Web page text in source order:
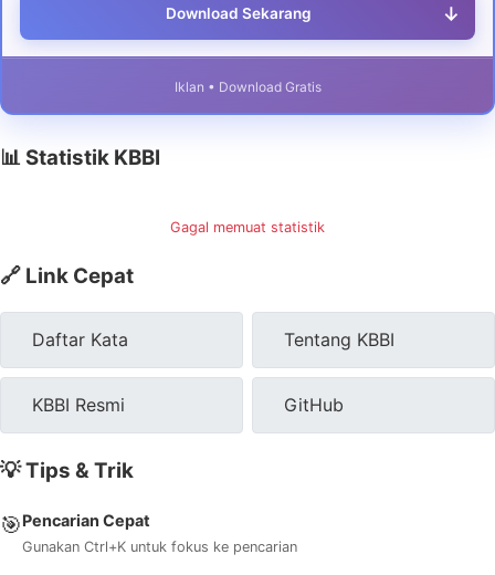
Download Sekarang ↓
Iklan • Download Gratis
📊 Statistik KBBI
Gagal memuat statistik
🔗 Link Cepat
Daftar Kata Tentang KBBI
KBBI Resmi GitHub
💡 Tips & Trik
🎯Pencarian Cepat
Gunakan Ctrl+K untuk fokus ke pencarian